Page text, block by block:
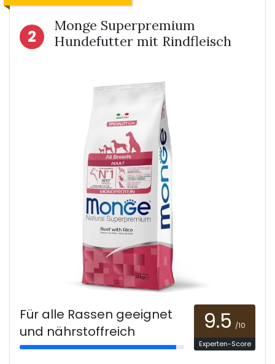
2
Monge Superpremium
Hundefutter mit Rindfleisch
Für alle Rassen geeignet
und nährstoffreich
9.5 /10
Experten-Score